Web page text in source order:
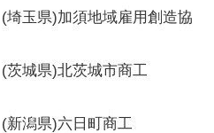
玉県)加須地域雇用創造協
城県)北茨城市商工
潟県)六日町商工